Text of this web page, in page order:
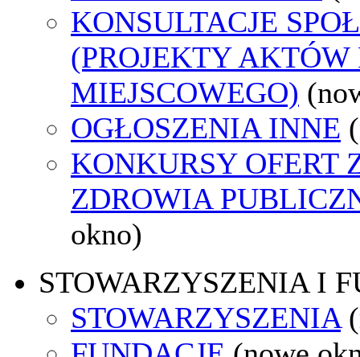
KONSULTACJE
(PROJEKTY AKTÓW
MIEJSCOWEGO)
OGŁOSZENIA INNE
KONKURSY OFERT
ZDROWIA
okno)
STOWARZYSZENIA I
STOWARZYSZENIA